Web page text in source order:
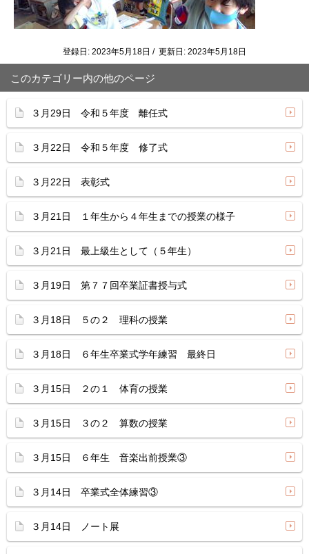
登録日: 2023年5月18日 / 更新日: 2023年5月18日
このカテゴリー内の他のページ
３月29日 令和５年度 離任式
３月22日 令和５年度 修了式
３月22日 表彰式
３月21日 １年生から４年生までの授業の様子
３月21日 最上級生として（５年生）
３月19日 第７７回卒業証書授与式
３月18日 ５の２ 理科の授業
３月18日 ６年生卒業式学年練習 最終日
３月15日 ２の１ 体育の授業
３月15日 ３の２ 算数の授業
３月15日 ６年生 音楽出前授業③
３月14日 卒業式全体練習③
３月14日 ノート展